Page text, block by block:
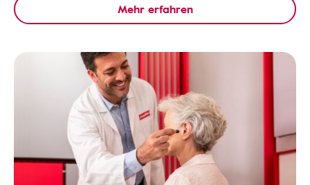
Mehr erfahren